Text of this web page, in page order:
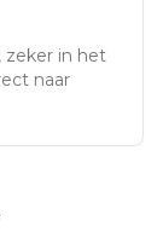
zeker in het
naar